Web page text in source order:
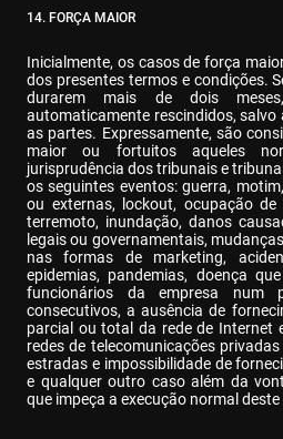
14. FORÇA MAIOR
Inicialmente, os casos de força
dos presentes termos e condições.
durarem mais de dois
automaticamente rescindidos,
as partes. Expressamente, são
maior ou fortuitos aqueles
jurisprudência dos tribunais e
os seguintes eventos: guerra,
ou externas, lockout, ocupação de
terremoto, inundação, danos
legais ou governamentais,
nas formas de marketing,
epidemias, pandemias, doença
funcionários da empresa num
consecutivos, a ausência de
parcial ou total da rede de Internet
redes de telecomunicações
estradas e impossibilidade de
e qualquer outro caso além da
que impeça a execução normal